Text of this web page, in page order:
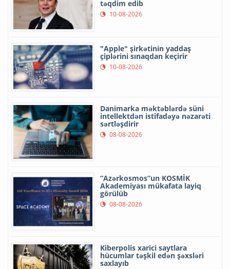
təqdim edib
10-08-2026
"Apple" şirkətinin yaddaş
çiplərini sınaqdan keçirir
10-08-2026
Danimarka məktəblərdə süni
intellektdən istifadəyə nəzarəti
sərtləşdirir
08-08-2026
“Azərkosmos”un KOSMİK
Akademiyası mükafata layiq
görülüb
08-08-2026
Kiberpolis xarici saytlara
hücumlar təşkil edən şəxsləri
saxlayıb